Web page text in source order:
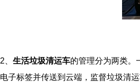
2、 生活垃圾清运车的管理分为两类。
电子标签并传送到云端，监督垃圾清